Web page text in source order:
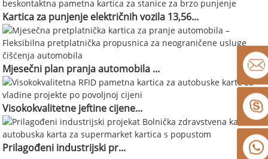
Kartica za punjenje električnih vozila 13,56...
Mjesečni plan pranja automobila ...
Visokokvalitetne jeftine cijene...
Prilagođeni industrijski pr...